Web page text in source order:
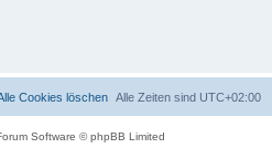
Alle Zeiten sind UTC+02:00
Cookies löschen
Software © phpBB Limited